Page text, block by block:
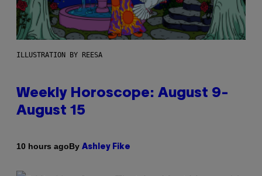
ILLUSTRATION BY REESA
Weekly Horoscope: August 9-
August 15
10 hours agoBy Ashley Fike